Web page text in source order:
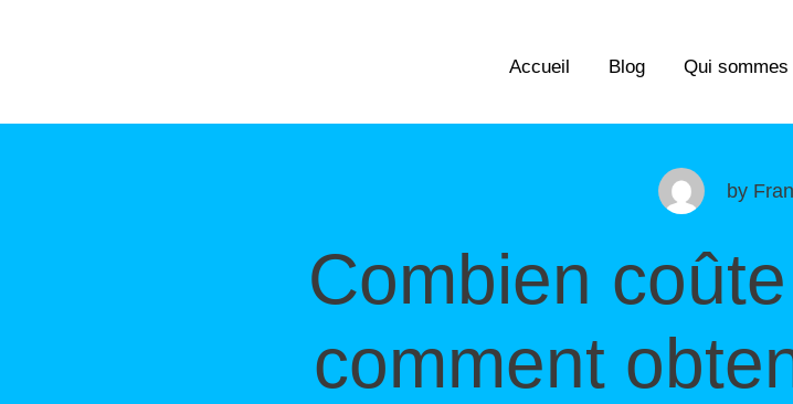
Accueil Blog Qui sommes
by
Combien
comment